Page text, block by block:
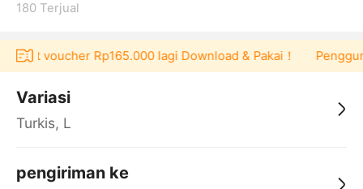
180 Terjual
voucher Rp165.000 lagi Download & Pakai！
Variasi
Turkis, L
pengiriman ke